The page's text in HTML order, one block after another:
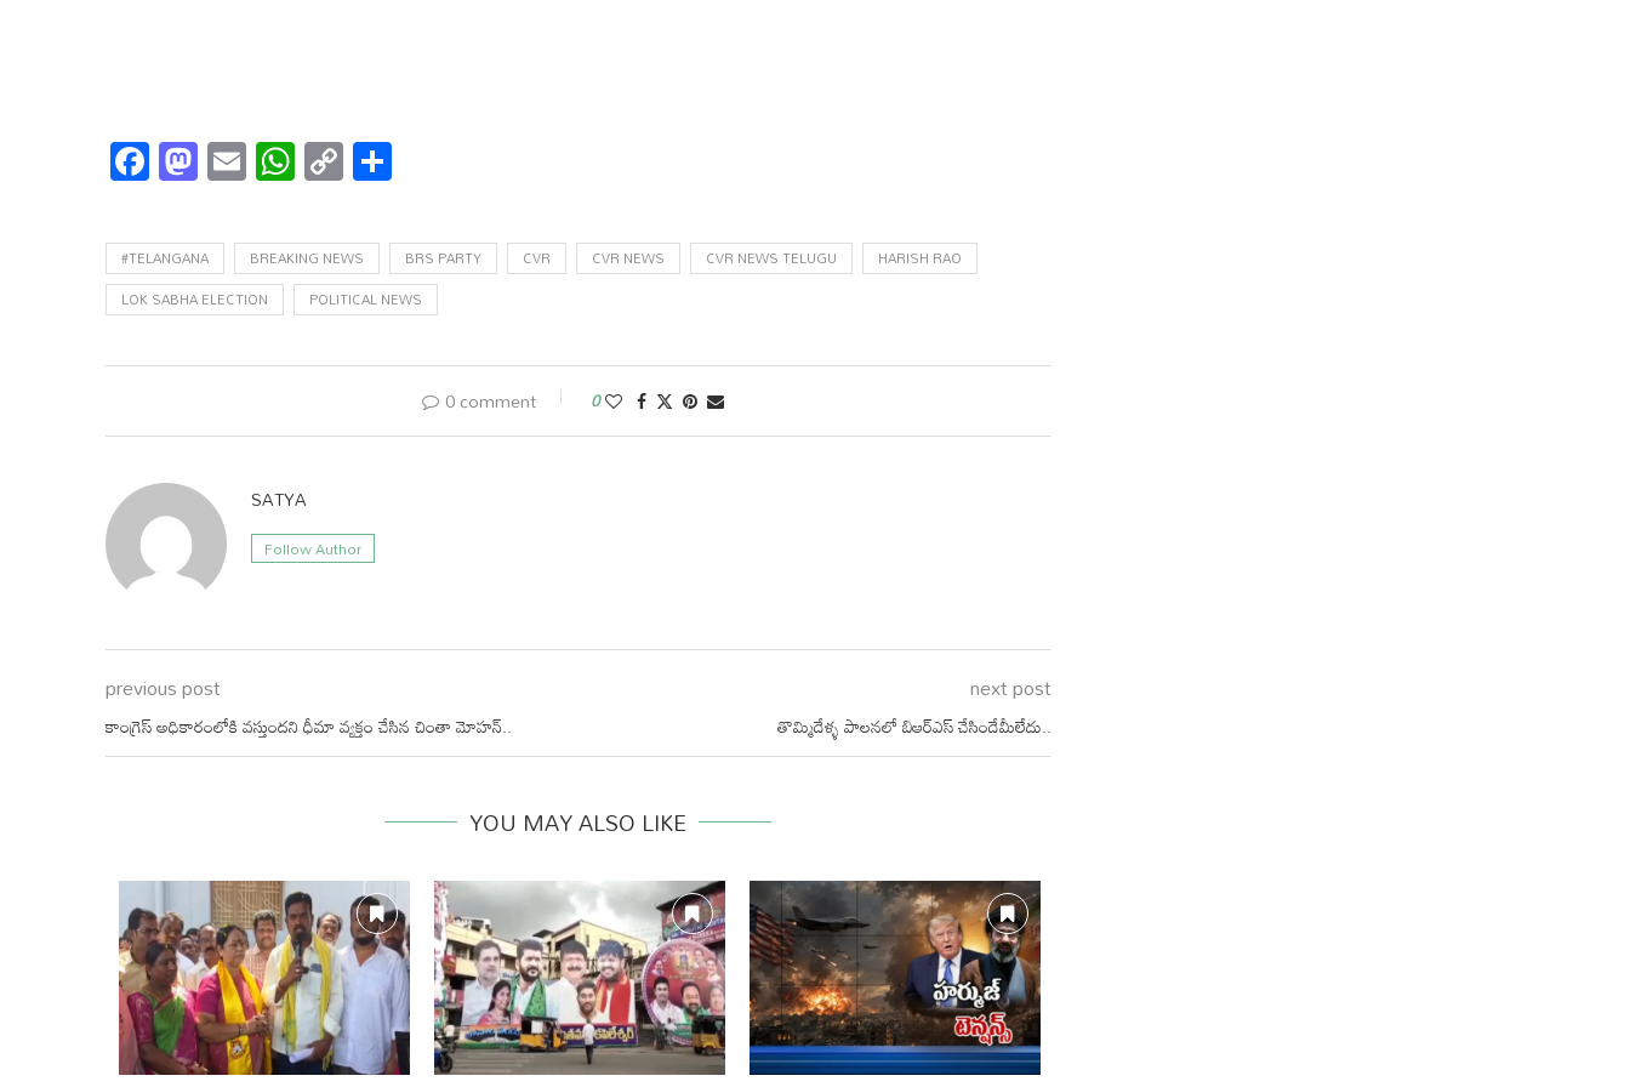
Facebook
Mastodon
EmailWhatsApp
Copy
Link
#TELANGANA BREAKING NEWS BRS PARTY CVR CVR NEWS CVR NEWS TELUGU
HARISH RAO
LOK SABHA ELECTION
POLITICAL NEWS
0 comment 0
SATYA
Follow Author
previous post
కాంగ్రెస్ అధికారంలోకి వస్తుందని ధీమా వ్యక్తం చేసిన చింతా మోహన్..
next post
తొమ్మిదేళ్ళ పాలనలో బిఆర్ఎస్ చేసిందేమీలేదు..
YOU MAY ALSO LIKE